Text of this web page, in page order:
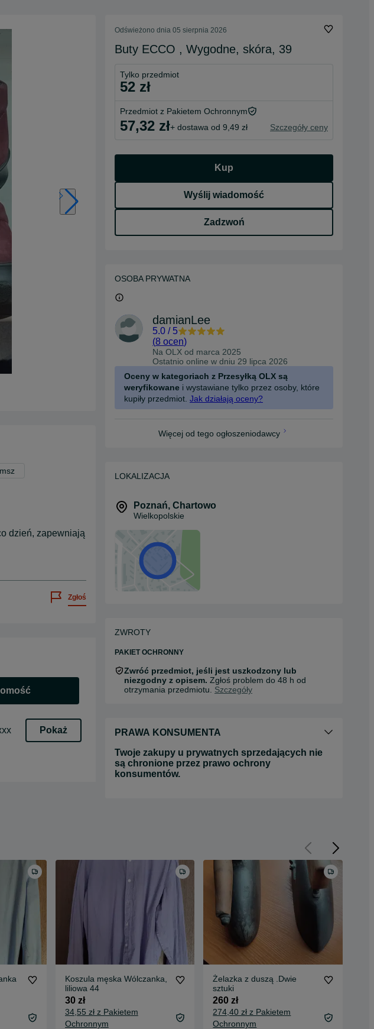
dzień, zapewniają
Zgłoś
Pokaż
Odświeżono dnia 05 sierpnia 2026
Buty ECCO , Wygodne, skóra, 39
Tylko przedmiot
52 zł
Przedmiot z Pakietem Ochronnym
57,32 zł+ dostawa od 9,49 zł Szczegóły ceny
Kup
Wyślij wiadomość
Zadzwoń
OSOBA PRYWATNA
damianLee
5.0 / 5
(8 ocen)
Na OLX od marca 2025
Ostatnio online w dniu 29 lipca 2026
Oceny w kategoriach z Przesyłką OLX są
weryfikowane i wystawiane tylko przez osoby, które
kupiły przedmiot. Jak działają oceny?
Więcej od tego ogłoszeniodawcy
LOKALIZACJA
Poznań, Chartowo
Wielkopolskie
ZWROTY
PAKIET OCHRONNY
Zwróć przedmiot, jeśli jest uszkodzony lub
niezgodny z opisem. Zgłoś problem do 48 h od
otrzymania przedmiotu. Szczegóły
PRAWA KONSUMENTA
Twoje zakupy u prywatnych sprzedających nie
są chronione przez prawo ochrony
konsumentów.
Koszula męska Wólczanka,
liliowa 44
30 zł
34,55 zł z Pakietem
Ochronnym
Żelazka z duszą .Dwie
sztuki
260 zł
274,40 zł z Pakietem
Ochronnym